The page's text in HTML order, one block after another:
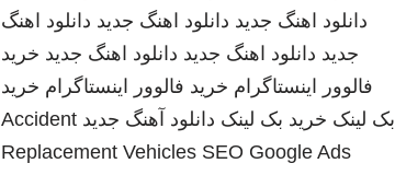
دانلود اهنگ جدید دانلود اهنگ جدید دانلود اهنگ
جدید دانلود اهنگ جدید دانلود اهنگ جدید خرید
فالوور اینستاگرام خرید فالوور اینستاگرام خرید
بک لینک خرید بک لینک دانلود آهنگ جدید Accident
Replacement Vehicles SEO Google Ads